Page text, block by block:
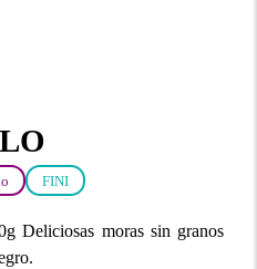
FINI
Deliciosas moras sin granos